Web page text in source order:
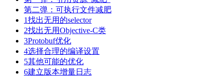
第二弹：可执行文件减肥
1找出无用的selector
2找出无用Objective-C类
3Protobuf优化
4选择合理的编译设置
5其他可能的优化
6建立版本增量日志